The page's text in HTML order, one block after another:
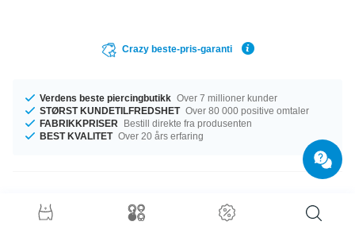
Crazy beste-pris-garanti
Verdens beste piercingbutikk Over 7 millioner kunder
STØRST KUNDETILFREDSHET Over 80 000 positive omtaler
FABRIKKPRISER
Bestill direkte fra produsenten
BEST KVALITET Over 20 års erfaring
Produktdetaljer